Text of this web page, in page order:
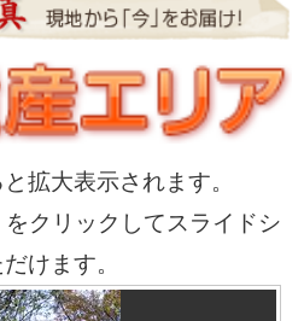
拡大表示されます。
をクリックしてスライドシ
けます。